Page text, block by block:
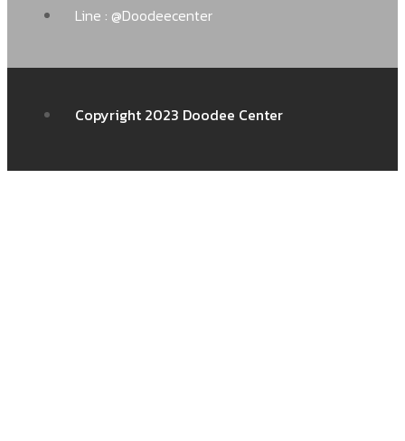
Line : @Doodeecenter
Copyright 2023 Doodee Center